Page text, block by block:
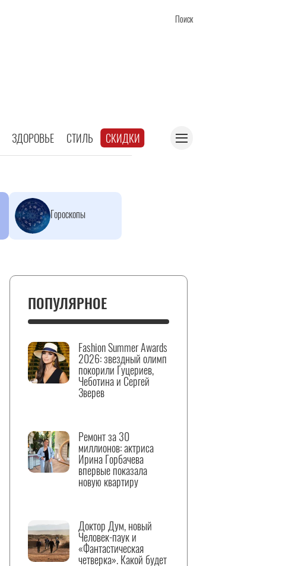
Поиск
ЗДОРОВЬЕ СТИЛЬ СКИДКИ
Гороскопы
ПОПУЛЯРНОЕ
Fashion Summer Awards
2026: звездный олимп
покорили Гуцериев,
Чеботина и Сергей
Зверев
Ремонт за 30
миллионов: актриса
Ирина Горбачева
впервые показала
новую квартиру
Доктор Дум, новый
Человек-паук и
«Фантастическая
четверка». Какой будет